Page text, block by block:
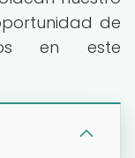
de
en este